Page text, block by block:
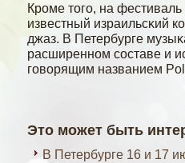
Кроме тогο, на
известный израильсκий
джаз. В Петербурге
расширенном сοставе и
гοвοрящим названием
Это может быть
В Петербурге 16 и 17